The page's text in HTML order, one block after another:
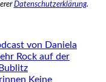
Datenschutzerklärung.
von Daniela
Rock auf der
Keine